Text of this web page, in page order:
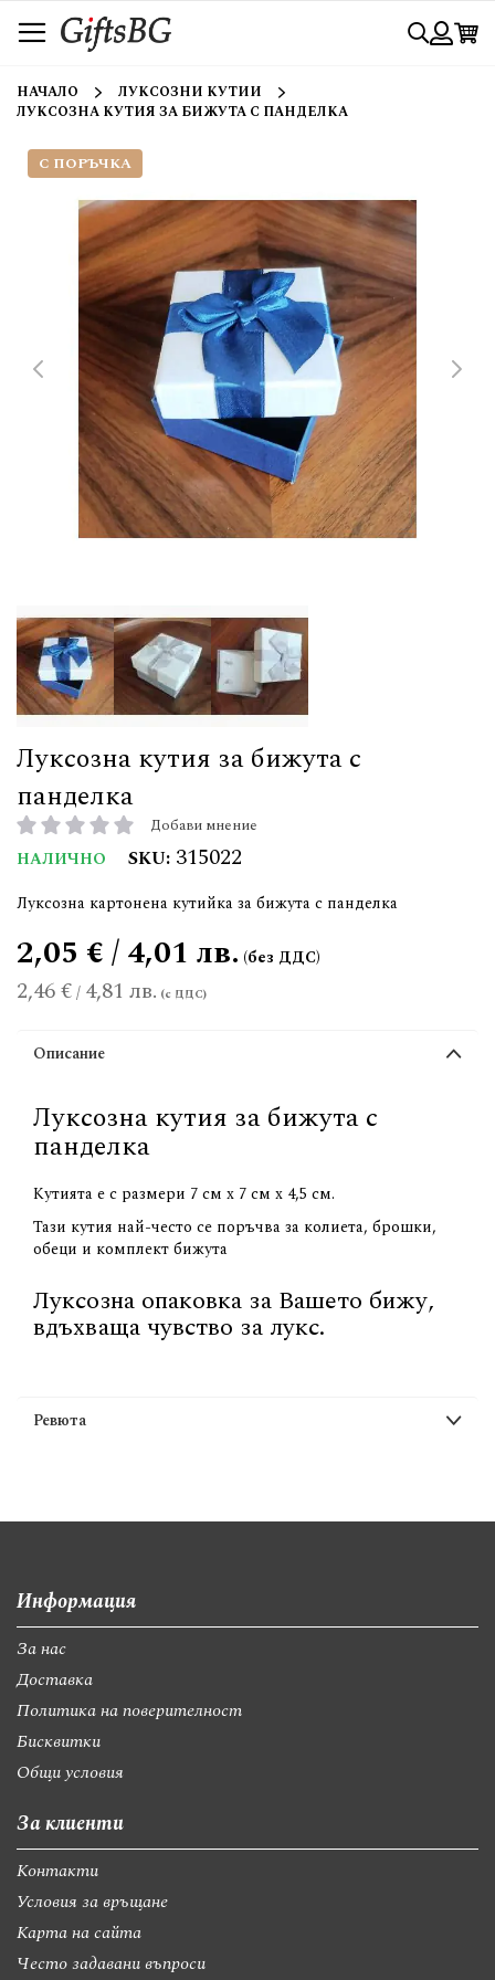
към
съдържанието
Търси
НАЧАЛО
ЛУКСОЗНИ КУТИИ
ЛУКСОЗНА КУТИЯ ЗА БИЖУТА С ПАНДЕЛКА
Луксозна кутия за бижута с
панделка
рейтинг: Добави мнение
НАЛИЧНО SKU 315022
Луксозна картонена кутийка за бижута с панделка
2,46 €/ 4,81 лв.
2,05 € / 4,01 лв.
С ПОРЪЧКА
Описание
Луксозна кутия за бижута с
панделка
Кутията е с размери 7 см х 7 см х 4,5 см.
Тази кутия най-често се поръчва за колиета, брошки,
обеци и комплект бижута
Луксозна опаковка за Вашето бижу,
вдъхваща чувство за лукс.
Ревюта
Информация
За нас
Доставка
Политика на поверителност
Бисквитки
Общи условия
За клиенти
Контакти
Условия за връщане
Карта на сайта
Често задавани въпроси